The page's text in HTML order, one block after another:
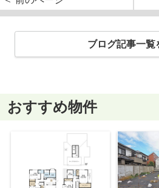
ブログ記事一覧
おすすめ物件